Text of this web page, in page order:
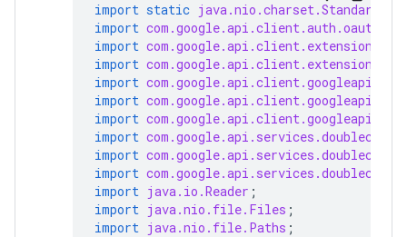
import static
import
import
import
import
import
import
import
import
import
import java.io.Reader ;
import java.nio.file.Files ;
import java.nio.file.Paths ;